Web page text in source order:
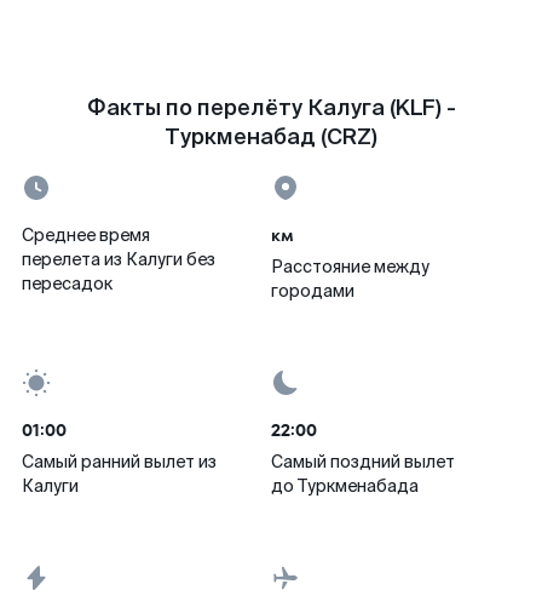
Факты по перелёту Калуга (KLF) -
Туркменабад (CRZ)
Среднее время
перелета из Калуги без
пересадок
км
Расстояние между
городами
01:00
Самый ранний вылет из
Калуги
22:00
Самый поздний вылет
до Туркменабада